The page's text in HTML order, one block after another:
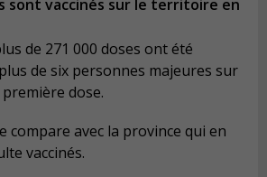
sont vaccinés sur le territoire en
de 271 000 doses ont été
de six personnes majeures sur
dose.
compare avec la province qui en
vaccinés.